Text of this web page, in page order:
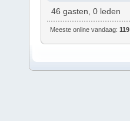
46 gasten, 0 leden
Meeste online vandaag:119